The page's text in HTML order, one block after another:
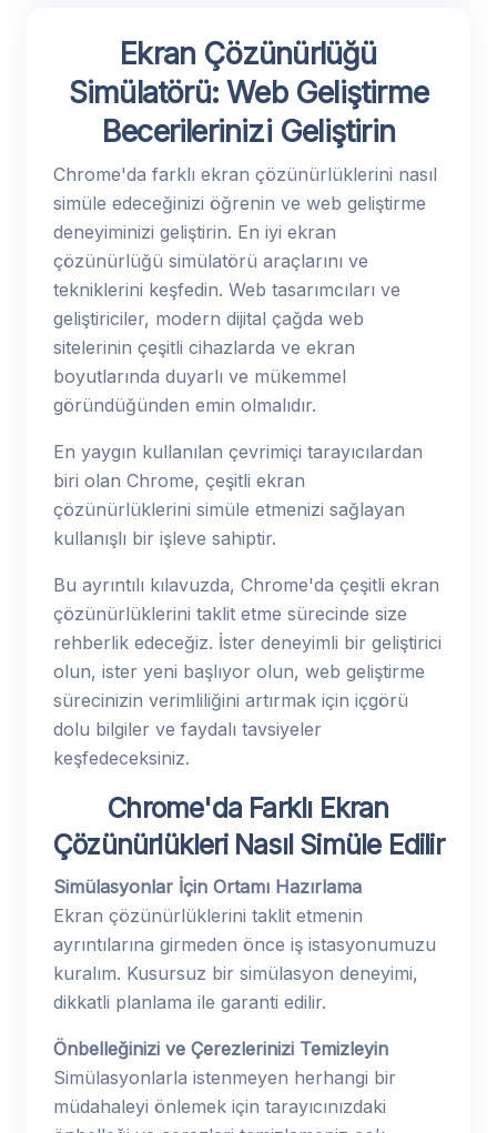
Ekran Çözünürlüğü
Simülatörü: Web Geliştirme
Becerilerinizi Geliştirin
Chrome'da farklı ekran çözünürlüklerini nasıl
simüle edeceğinizi öğrenin ve web geliştirme
deneyiminizi geliştirin. En iyi ekran
çözünürlüğü simülatörü araçlarını ve
tekniklerini keşfedin. Web tasarımcıları ve
geliştiriciler, modern dijital çağda web
sitelerinin çeşitli cihazlarda ve ekran
boyutlarında duyarlı ve mükemmel
göründüğünden emin olmalıdır.
En yaygın kullanılan çevrimiçi tarayıcılardan
biri olan Chrome, çeşitli ekran
çözünürlüklerini simüle etmenizi sağlayan
kullanışlı bir işleve sahiptir.
Bu ayrıntılı kılavuzda, Chrome'da çeşitli ekran
çözünürlüklerini taklit etme sürecinde size
rehberlik edeceğiz. İster deneyimli bir geliştirici
olun, ister yeni başlıyor olun, web geliştirme
sürecinizin verimliliğini artırmak için içgörü
dolu bilgiler ve faydalı tavsiyeler
keşfedeceksiniz.
Chrome'da Farklı Ekran
Çözünürlükleri Nasıl Simüle Edilir
Simülasyonlar İçin Ortamı Hazırlama
Ekran çözünürlüklerini taklit etmenin
ayrıntılarına girmeden önce iş istasyonumuzu
kuralım. Kusursuz bir simülasyon deneyimi,
dikkatli planlama ile garanti edilir.
Önbelleğinizi ve Çerezlerinizi Temizleyin
Simülasyonlarla istenmeyen herhangi bir
müdahaleyi önlemek için tarayıcınızdaki